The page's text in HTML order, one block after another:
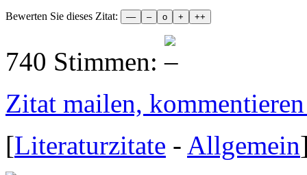
Bewerten Sie dieses Zitat:
740 Stimmen:
Zitat mailen,
[Literaturzitate - Allgemein